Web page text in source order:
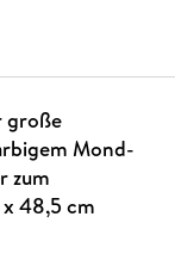
große
Mond-
zum
48,5 cm